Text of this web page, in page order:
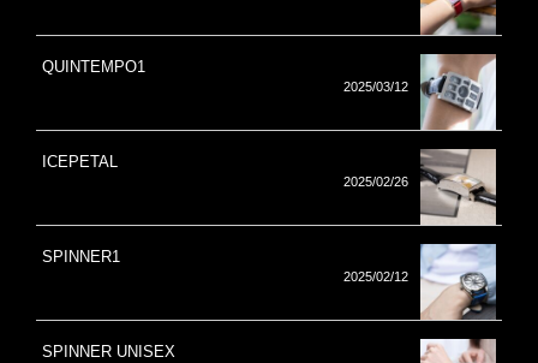
QUINTEMPO1
2025/03/12
ICEPETAL
2025/02/26
SPINNER1
2025/02/12
SPINNER UNISEX